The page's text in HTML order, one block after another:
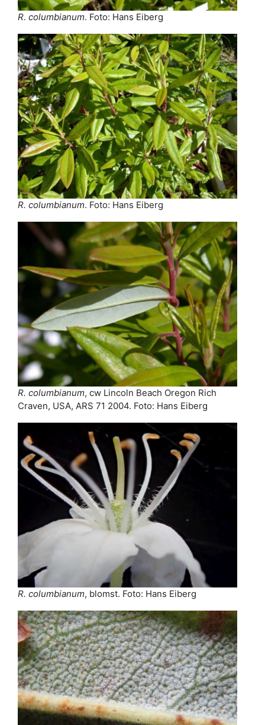
R. columbianum. Foto: Hans Eiberg
R. columbianum. Foto: Hans Eiberg
R. columbianum, cw Lincoln Beach Oregon Rich
Craven, USA, ARS 71 2004. Foto: Hans Eiberg
R. columbianum, blomst. Foto: Hans Eiberg